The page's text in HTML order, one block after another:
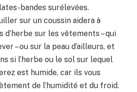
bandes surélevées.
sur un coussin aidera à
d’herbe sur les vêtements – qui
– ou sur la peau d’ailleurs, et
si l’herbe ou le sol sur lequel
est humide, car ils vous
de l’humidité et du froid.